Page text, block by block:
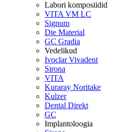
Labori komposiidid
VITA VM LC
Signum
Die Material
GC Gradia
Vedelikud
Ivoclar Vivadent
Sirona
VITA
Kuraray Noritake
Kulzer
Dental Direkt
GC
Implantoloogia